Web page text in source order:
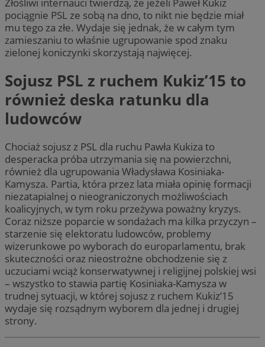
pociągnie PSL ze sobą na dno, to nikt nie będzie miał
mu tego za złe. Wydaje się jednak, że w całym tym
zamieszaniu to właśnie ugrupowanie spod znaku
zielonej koniczynki skorzystają najwięcej.
Sojusz PSL z ruchem Kukiz’15 to
również deska ratunku dla
ludowców
Chociaż sojusz z PSL dla ruchu Pawła Kukiza to
desperacka próba utrzymania się na powierzchni,
również dla ugrupowania Władysława Kosiniaka-
Kamysza. Partia, która przez lata miała opinię formacji
niezatapialnej o nieograniczonych możliwościach
koalicyjnych, w tym roku przeżywa poważny kryzys.
Coraz niższe poparcie w sondażach ma kilka przyczyn –
starzenie się elektoratu ludowców, problemy
wizerunkowe po wyborach do europarlamentu, brak
skuteczności oraz nieostrożne obchodzenie się z
uczuciami wciąż konserwatywnej i religijnej polskiej wsi
– wszystko to stawia partię Kosiniaka-Kamysza w
trudnej sytuacji, w której sojusz z ruchem Kukiz’15
wydaje się rozsądnym wyborem dla jednej i drugiej
strony.